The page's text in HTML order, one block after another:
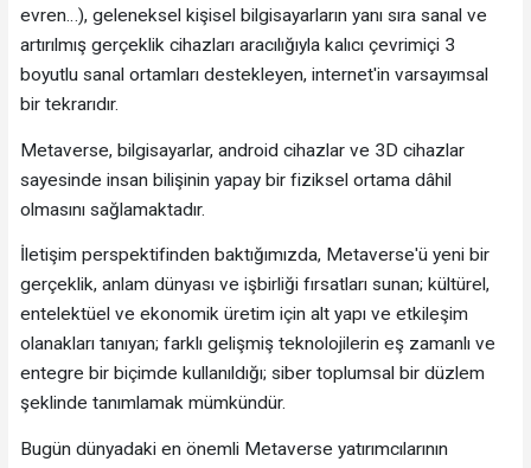
evren…), geleneksel kişisel bilgisayarların yanı sıra sanal ve
artırılmış gerçeklik cihazları aracılığıyla kalıcı çevrimiçi 3
boyutlu sanal ortamları destekleyen, internet'in varsayımsal
bir tekrarıdır.
Metaverse, bilgisayarlar, android cihazlar ve 3D cihazlar
sayesinde insan bilişinin yapay bir fiziksel ortama dâhil
olmasını sağlamaktadır.
İletişim perspektifinden baktığımızda, Metaverse'ü yeni bir
gerçeklik, anlam dünyası ve işbirliği fırsatları sunan; kültürel,
entelektüel ve ekonomik üretim için alt yapı ve etkileşim
olanakları tanıyan; farklı gelişmiş teknolojilerin eş zamanlı ve
entegre bir biçimde kullanıldığı; siber toplumsal bir düzlem
şeklinde tanımlamak mümkündür.
Bugün dünyadaki en önemli Metaverse yatırımcılarının